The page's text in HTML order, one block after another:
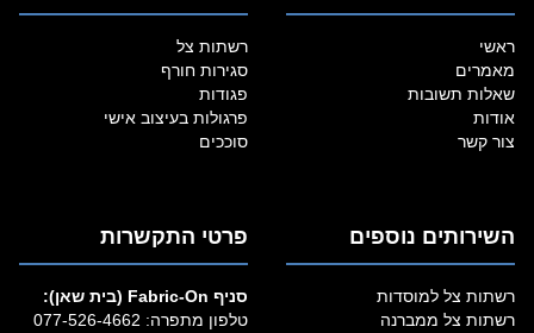
ראשי
מאמרים
שאלות תשובות
אודות
צור קשר
רשתות צל
סגירות חורף
פגודות
פרגולות בעיצוב אישי
סוככים
השירותים נוספים
רשתות צל למוסדות
רשתות צל ממברנה
פרטי התקשרות
סניף Fabric‑On (בית שאן):
טלפון מתפרה: 077-526-4662